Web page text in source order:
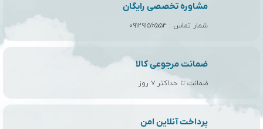
مشاوره تخصصی رایگان
شمار تماس : ۰۹۱۲۹۱۵۶۵۵۴
ضمانت مرجوعی کالا
ضمانت تا حداکثر ۷ روز
پرداخت آنلاین امن